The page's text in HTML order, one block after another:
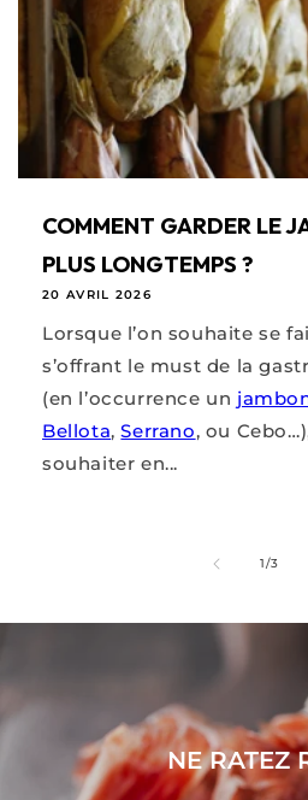
COMMENT GARDER LE
PLUS LONGTEMPS ?
20 AVRIL 2026
Lorsque l’on souhaite se
s’offrant le must de la
(en l’occurrence un
Bellota,Serrano, ou
souhaiter en...
1/de
3
NE RATEZ